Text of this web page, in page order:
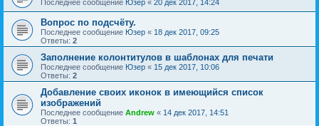
Последнее сообщение Юзер « 20 дек 2017, 14:24
Вопрос по подсчёту.
Последнее сообщение Юзер « 18 дек 2017, 09:25
Ответы: 2
Заполнение колонтитулов в шаблонах для печати
Последнее сообщение Юзер « 15 дек 2017, 10:06
Ответы: 2
Добавление своих иконок в имеющийся список
изображений
Последнее сообщение Andrew « 14 дек 2017, 14:51
Ответы: 1